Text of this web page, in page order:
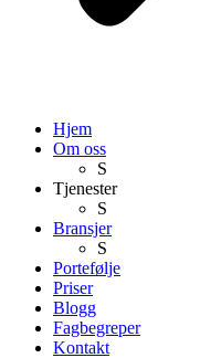
Hjem
Om oss
S
Tjenester
S
Bransjer
S
Portefølje
Priser
Blogg
Fagbegreper
Kontakt